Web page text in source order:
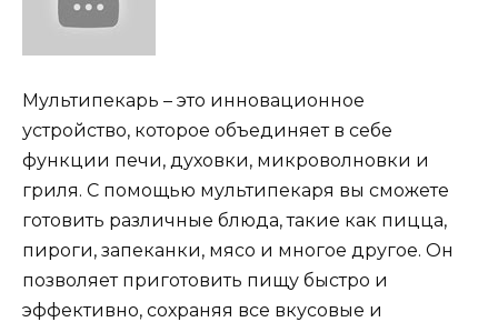
Мультипекарь – это инновационное
устройство, которое объединяет в себе
функции печи, духовки, микроволновки и
гриля. С помощью мультипекаря вы сможете
готовить различные блюда, такие как пицца,
пироги, запеканки, мясо и многое другое. Он
позволяет приготовить пищу быстро и
эффективно, сохраняя все вкусовые и